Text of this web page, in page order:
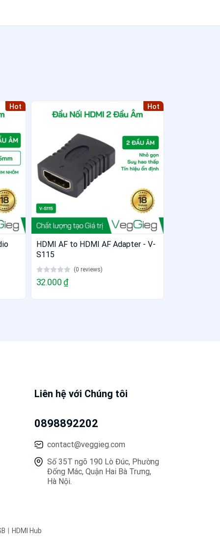
Hot Hot
HDMI AF to HDMI AF Adapter - V-
S115
(0 reviews)
32.000 ₫
Liên hệ với Chúng tôi
0898892202
contact@veggieg.com
Số 35T ngõ 190 Lò Đúc, Phường
Đống Mác, Quận Hai Bà Trưng,
Hà Nội.
HDMI Hub